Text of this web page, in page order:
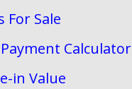
For Sale
Calculator
in Value